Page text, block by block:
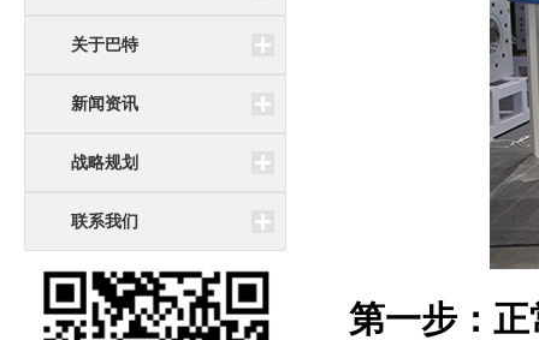
关于巴特
新闻资讯
战略规划
联系我们
第一步：